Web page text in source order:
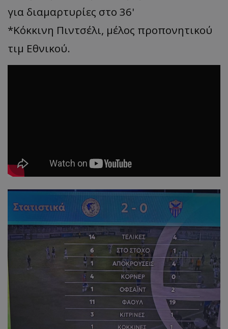
για διαμαρτυρίες στο 36'
*Κόκκινη Πιντσέλι, μέλος προπονητικού
τιμ Εθνικού.